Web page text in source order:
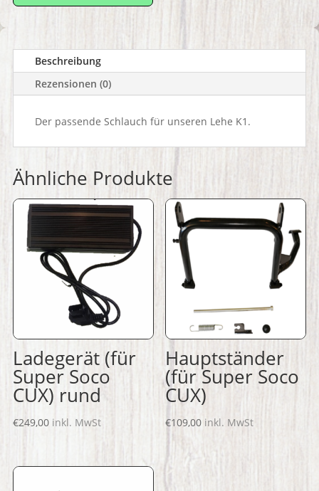
Beschreibung
Rezensionen (0)
Der passende Schlauch für unseren Lehe K1.
Ähnliche Produkte
Ladegerät (für
Super Soco
CUX) rund
€249,00 inkl. MwSt
Hauptständer
(für Super Soco
CUX)
€109,00 inkl. MwSt